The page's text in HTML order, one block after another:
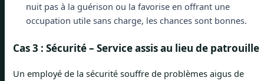
nuit pas à la guérison ou la favorise en offrant une
occupation utile sans charge, les chances sont bonnes.
Cas 3 : Sécurité – Service assis au lieu de patrouille
Un employé de la sécurité souffre de problèmes aigus de